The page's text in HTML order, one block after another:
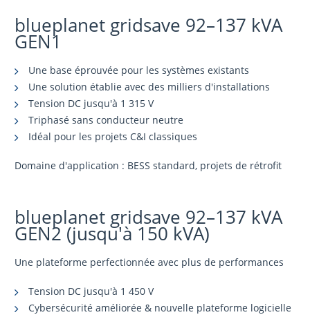
blueplanet gridsave 92–137 kVA
GEN1
Une base éprouvée pour les systèmes existants
Une solution établie avec des milliers d'installations
Tension DC jusqu'à 1 315 V
Triphasé sans conducteur neutre
Idéal pour les projets C&I classiques
Domaine d'application : BESS standard, projets de rétrofit
blueplanet gridsave 92–137 kVA
GEN2 (jusqu'à 150 kVA)
Une plateforme perfectionnée avec plus de performances
Tension DC jusqu'à 1 450 V
Cybersécurité améliorée & nouvelle plateforme logicielle